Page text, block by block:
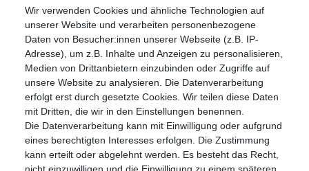
Wir verwenden Cookies und ähnliche Technologien auf
unserer Website und verarbeiten personenbezogene
Daten von Besucher:innen unserer Webseite (z.B. IP-
Adresse), um z.B. Inhalte und Anzeigen zu personalisieren,
Medien von Drittanbietern einzubinden oder Zugriffe auf
unsere Website zu analysieren. Die Datenverarbeitung
erfolgt erst durch gesetzte Cookies. Wir teilen diese Daten
mit Dritten, die wir in den Einstellungen benennen.
Die Datenverarbeitung kann mit Einwilligung oder aufgrund
eines berechtigten Interesses erfolgen. Die Zustimmung
kann erteilt oder abgelehnt werden. Es besteht das Recht,
07051-9608828
info@schmuckador.de
Montag bis Freitag 8.30 – 12.00 Uhr und 13.30 bis 17.30 Uhr
Widerrufs­recht Widerrufs­formular Impressum
Daten­schutz­erklärung AGB